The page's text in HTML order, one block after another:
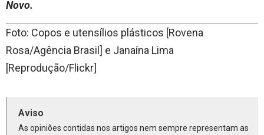
Novo.
Foto: Copos e utensílios plásticos [Rovena
Rosa/Agência Brasil] e Janaína Lima
[Reprodução/Flickr]
Aviso
As opiniões contidas nos artigos nem sempre representam as